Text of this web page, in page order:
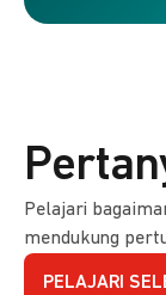
Pelajari
mendukung
PELAJARI